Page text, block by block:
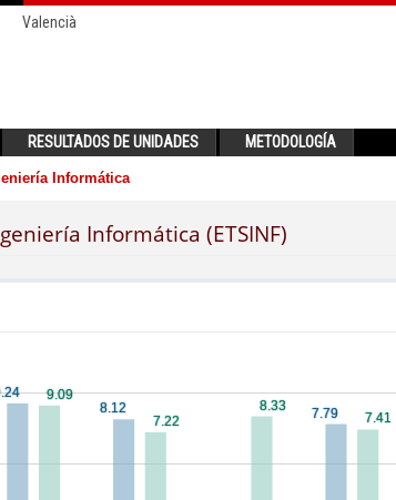
Valencià
RESULTADOS DE UNIDADES METODOLOGÍA
Informática
Informática (ETSINF)